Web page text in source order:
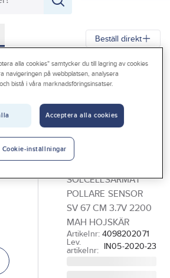
Beställ direkt
El Belysning
Exteriörarmaturer
GELIA - LIGHT 4 HOME
Solcellsarmatur
sensor, Hojskär
SOLCELLSARMAT
POLLARE SENSOR
SV 67 CM 3.7V 2200
MAH HOJSKÄR
Artikelnr: 4098202071
Lev.
artikelnr:
IN05-2020-23
alla cookies" samtycker du till lagring av cookies
navigeringen på webbplatsen, analysera
bistå i våra marknadsföringsinsatser.
Acceptera alla cookies
Cookie-inställningar